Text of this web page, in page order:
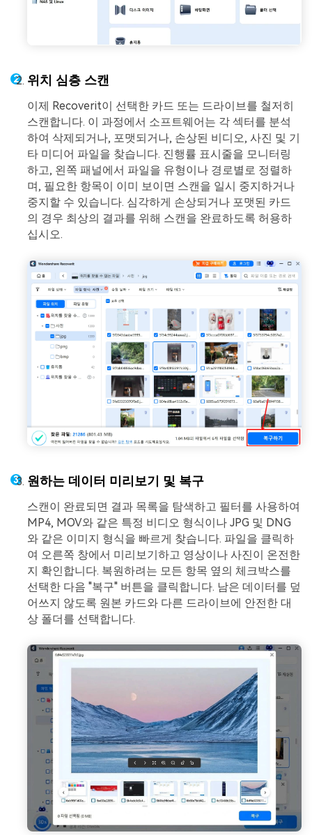
위치 심층 스캔
이제 Recoverit이 선택한 카드 또는 드라이브를 철저히
스캔합니다. 이 과정에서 소프트웨어는 각 섹터를 분석
하여 삭제되거나, 포맷되거나, 손상된 비디오, 사진 및 기
타 미디어 파일을 찾습니다. 진행률 표시줄을 모니터링
하고, 왼쪽 패널에서 파일을 유형이나 경로별로 정렬하
며, 필요한 항목이 이미 보이면 스캔을 일시 중지하거나
중지할 수 있습니다. 심각하게 손상되거나 포맷된 카드
의 경우 최상의 결과를 위해 스캔을 완료하도록 허용하
십시오.
원하는 데이터 미리보기 및 복구
스캔이 완료되면 결과 목록을 탐색하고 필터를 사용하여
MP4, MOV와 같은 특정 비디오 형식이나 JPG 및 DNG
와 같은 이미지 형식을 빠르게 찾습니다. 파일을 클릭하
여 오른쪽 창에서 미리보기하고 영상이나 사진이 온전한
지 확인합니다. 복원하려는 모든 항목 옆의 체크박스를
선택한 다음 "복구" 버튼을 클릭합니다. 남은 데이터를 덮
어쓰지 않도록 원본 카드와 다른 드라이브에 안전한 대
상 폴더를 선택합니다.